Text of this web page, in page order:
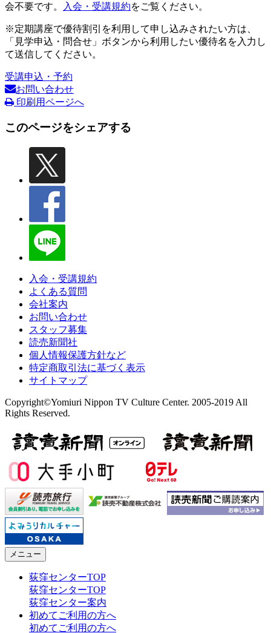
会不要です。
入会・受講規約をご覧ください。
※定期講座で優待割引を利用して申し込みされたい方は、
「見学申込・問合せ」ボタンから利用したい優待名を入力し
て送信してください。
受講申込・予約
お問い合わせ
印刷用ページへ
このページをシェアする
入会・受講規約
よくある質問
会社案内
お問い合わせ
スタッフ募集
読売新聞社
個人情報保護方針など
特定商取引法に基づく表示
サイトマップ
Copyright©Yomiuri Nippon TV Culture Center. 2005-2019 All
Rights Reserved.
メニュー
荻窪センターTOP
荻窪センターTOP
荻窪センター案内
初めてご利用の方へ
初めてご利用の方へ